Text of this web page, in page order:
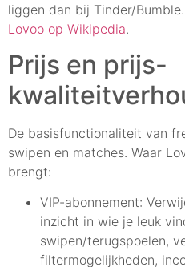
liggen dan bij Tinder/
Lovoo op Wikipedia.
Prijs en prijs-
De basisfunctionaliteit van
swipen en matches. Waar
brengt:
VIP-abonnement:
inzicht in wie je leuk
swipen/terugspoelen,
filtermogelijkheden,